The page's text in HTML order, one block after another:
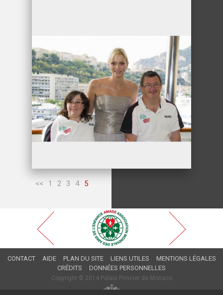
<< 1 2 3 4 5
CONTACT AIDE PLAN DU SITE LIENS UTILES
MENTIONS LÉGALES
CRÉDITS
DONNÉES PERSONNELLES
Copyright © 2014 Palais Princier de Monaco